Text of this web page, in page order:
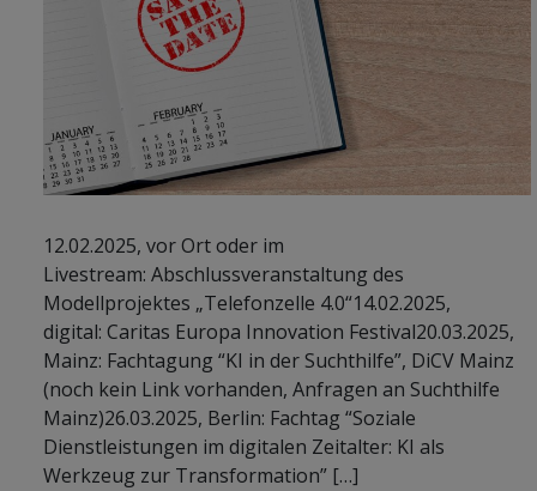
12.02.2025, vor Ort oder im
Livestream: Abschlussveranstaltung des
Modellprojektes „Telefonzelle 4.0“14.02.2025,
digital: Caritas Europa Innovation Festival20.03.2025,
Mainz: Fachtagung “KI in der Suchthilfe”, DiCV Mainz
(noch kein Link vorhanden, Anfragen an Suchthilfe
Mainz)26.03.2025, Berlin: Fachtag “Soziale
Dienstleistungen im digitalen Zeitalter: KI als
Werkzeug zur Transformation” […]